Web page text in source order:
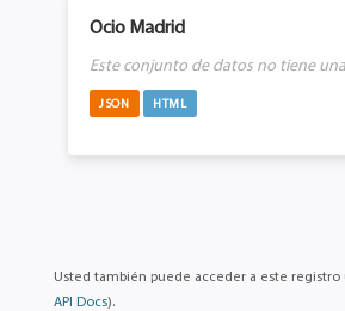
Ocio Madrid
Este conjunto de datos no tiene
JSON HTML
Usted también puede acceder a este
API Docs).